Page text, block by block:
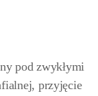
pod zwykłymi
przyjęcie